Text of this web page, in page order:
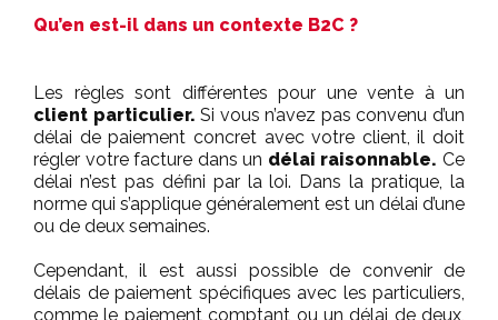
Qu’en est-il dans un contexte B2C ?
Les règles sont différentes pour une vente à un
client particulier.Si vous n’avez pas convenu d’un
délai de paiement concret avec votre client, il doit
régler votre facture dans un délai raisonnable. Ce
délai n’est pas défini par la loi. Dans la pratique, la
norme qui s’applique généralement est un délai d’une
ou de deux semaines.
Cependant, il est aussi possible de convenir de
délais de paiement spécifiques avec les particuliers,
comme le paiement comptant ou un délai de deux,